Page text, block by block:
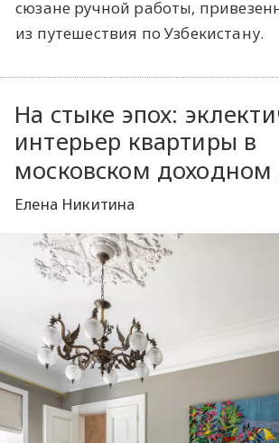
сюзане ручной работы,
из путешествия по Узбекистану.
На стыке эпох:
интерьер квартиры в
московском
Елена Никитина